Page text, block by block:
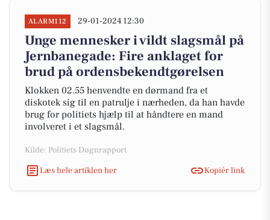
ALARM112 29-01-2024 12:30
Unge mennesker i vildt slagsmål på
Jernbanegade: Fire anklaget for
brud på ordensbekendtgørelsen
Klokken 02.55 henvendte en dørmand fra et
diskotek sig til en patrulje i nærheden, da han havde
brug for politiets hjælp til at håndtere en mand
involveret i et slagsmål.
Kilde: Politiets Døgnrapport
Læs hele artiklen her
Kopiér link